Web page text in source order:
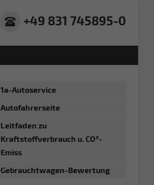
+49 831 745895-0
1a-Autoservice
Autofahrerseite
Leitfaden zu
Kraftstoffverbrauch u. CO²-
Emiss
Gebrauchtwagen-Bewertung